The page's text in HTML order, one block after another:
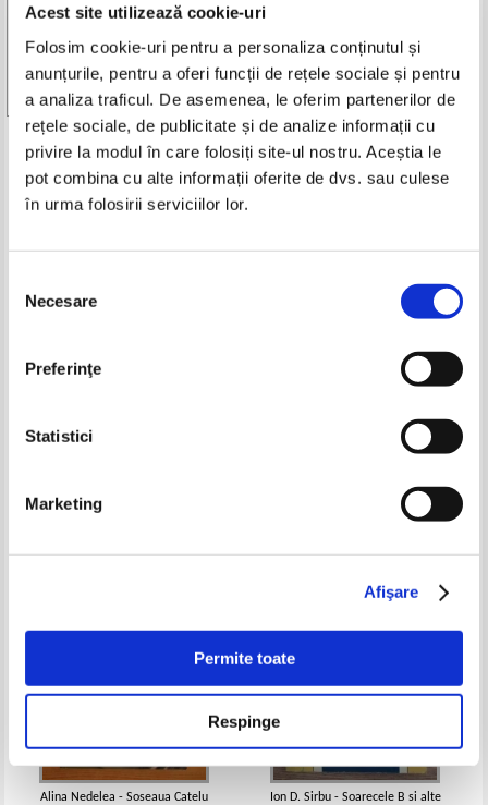
Acest site utilizează cookie-uri
Folosim cookie-uri pentru a personaliza conținutul și
anunțurile, pentru a oferi funcții de rețele sociale și pentru
a analiza traficul. De asemenea, le oferim partenerilor de
rețele sociale, de publicitate și de analize informații cu
privire la modul în care folosiți site-ul nostru. Aceștia le
pot combina cu alte informații oferite de dvs. sau culese
în urma folosirii serviciilor lor.
consimțământului
Necesare
Preferinţe
Statistici
Marketing
Afişare
Permite toate
Respinge
Adaugă în coș
Pret:
-15%
Vintila Corbul - Caderea
Lei
Constantinopolelui (volumul 1)
Constantinopolelui (volumele 1, 2
Vezi toate edițiile »
Produse din aceeasi categorie
Mihail Sadoveanu - Neamul
Adaugă în coș
Ion Luca Caragiale - Proza
Alina Nedelea - Soseaua Catelu
Ion D. Sirbu - Soarecele B si alte